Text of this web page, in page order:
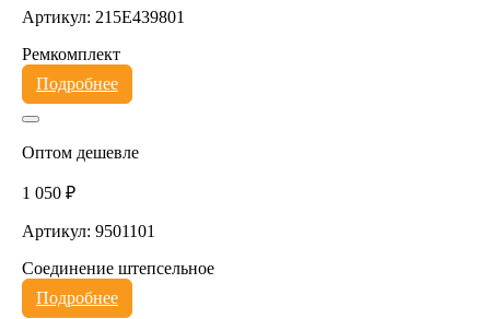
Артикул: 215E439801
Ремкомплект
Подробнее
Оптом дешевле
1 050 ₽
Артикул: 9501101
Соединение штепсельное
Подробнее